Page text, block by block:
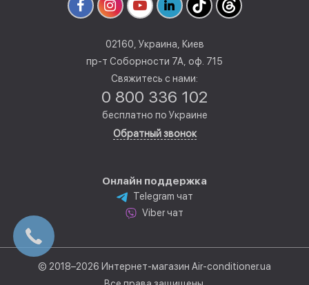
02160, Украина, Киев
пр-т Соборности 7А, оф. 715
Свяжитесь с нами:
0 800 336 102
бесплатно по Украине
Обратный звонок
Онлайн поддержка
Telegram чат
Viber чат
© 2018–2026 Интернет-магазин Air-conditioner.ua